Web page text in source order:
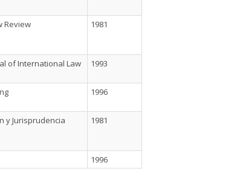
Review 1981
of International Law
1993
1996
y Jurisprudencia 1981
1996